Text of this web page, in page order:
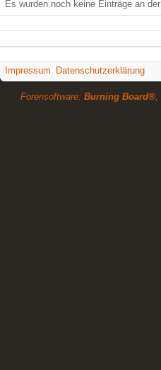
Es wurden noch keine Einträge an
Impressum Datenschutzerklärung
Forensoftware: Burning Board®,